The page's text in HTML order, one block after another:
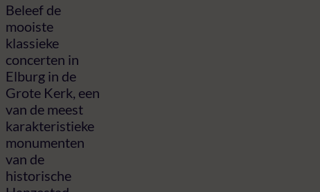
Beleef de
mooiste
klassieke
concerten in
Elburg in de
Grote Kerk, een
van de meest
karakteristieke
monumenten
van de
historische